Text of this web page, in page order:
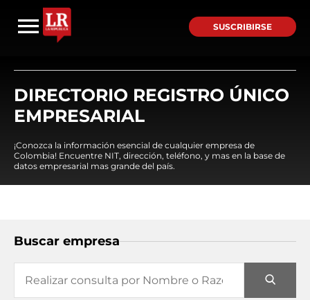
SUSCRIBIRSE
DIRECTORIO REGISTRO ÚNICO
EMPRESARIAL
¡Conozca la información esencial de cualquier empresa de
Colombia! Encuentre NIT, dirección, teléfono, y mas en la base de
datos empresarial mas grande del país.
Buscar empresa